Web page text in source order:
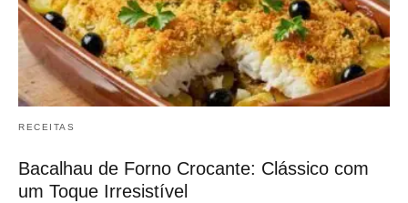
RECEITAS
Bacalhau de Forno Crocante: Clássico com
um Toque Irresistível